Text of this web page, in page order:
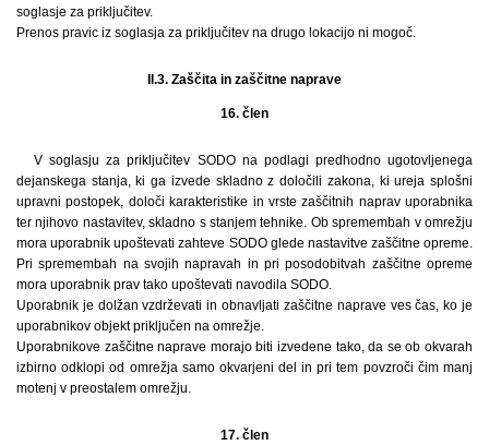
soglasje za priključitev.
Prenos pravic iz soglasja za priključitev na drugo lokacijo ni mogoč.
II.3. Zaščita in zaščitne naprave
16. člen
V soglasju za priključitev SODO na podlagi predhodno ugotovljenega
dejanskega stanja, ki ga izvede skladno z določili zakona, ki ureja splošni
upravni postopek, določi karakteristike in vrste zaščitnih naprav uporabnika
ter njihovo nastavitev, skladno s stanjem tehnike. Ob spremembah v omrežju
mora uporabnik upoštevati zahteve SODO glede nastavitve zaščitne opreme.
Pri spremembah na svojih napravah in pri posodobitvah zaščitne opreme
mora uporabnik prav tako upoštevati navodila SODO.
Uporabnik je dolžan vzdrževati in obnavljati zaščitne naprave ves čas, ko je
uporabnikov objekt priključen na omrežje.
Uporabnikove zaščitne naprave morajo biti izvedene tako, da se ob okvarah
izbirno odklopi od omrežja samo okvarjeni del in pri tem povzroči čim manj
motenj v preostalem omrežju.
17. člen